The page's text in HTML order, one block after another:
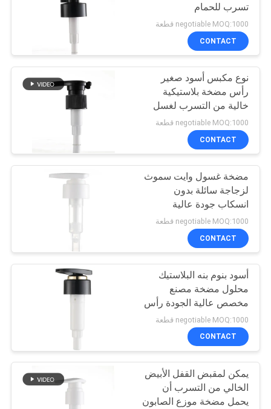
PRIVACY
POLICY
موزع الصابون السائل
31
مضخة رش فوهة
طويلة
13
مضخة مطهر اليد
جالون
10
تسرب للحمام
negotiable MOQ:1000 قطعة
CONTACT
نوع مكبس أسود صغير
رأس مضخة بلاستيكية
خالية من التسرب لغسل
اليدين
negotiable MOQ:1000 قطعة
CONTACT
مضخة غسول وايت سموث
لزجاجة سائلة بدون
انسكاب جودة عالية
33/410
negotiable MOQ:1000 قطعة
CONTACT
أسود بنوم بنه البلاستيك
محلول مضخة مصنع
مخصص عالية الجودة رأس
المضخة
negotiable MOQ:1000 قطعة
CONTACT
يمكن لمقبض القفل الأبيض
الخالي من التسرب أن
يحمل مضخة موزع الصابون